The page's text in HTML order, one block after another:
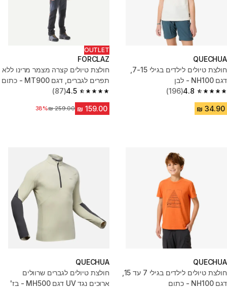
QUECHUA
דגם NH100 - לבן
4.8
4.8 out of 5 stars from 196 reviews
(196)
OUTLET
FORCLAZ
חולצת טיולים קצרה מצמר מרינו ללא
תפרים לגברים, דגם MT900 - כתום
4.5
4.5 out of 5 stars from 87 reviews
(87)
מחיר לפני הנחה
38%
QUECHUA
דגם NH100 - כתום
QUECHUA
חולצת טיולים לגברים שרוולים
ארוכים נגד UV דגם MH500 - בז'